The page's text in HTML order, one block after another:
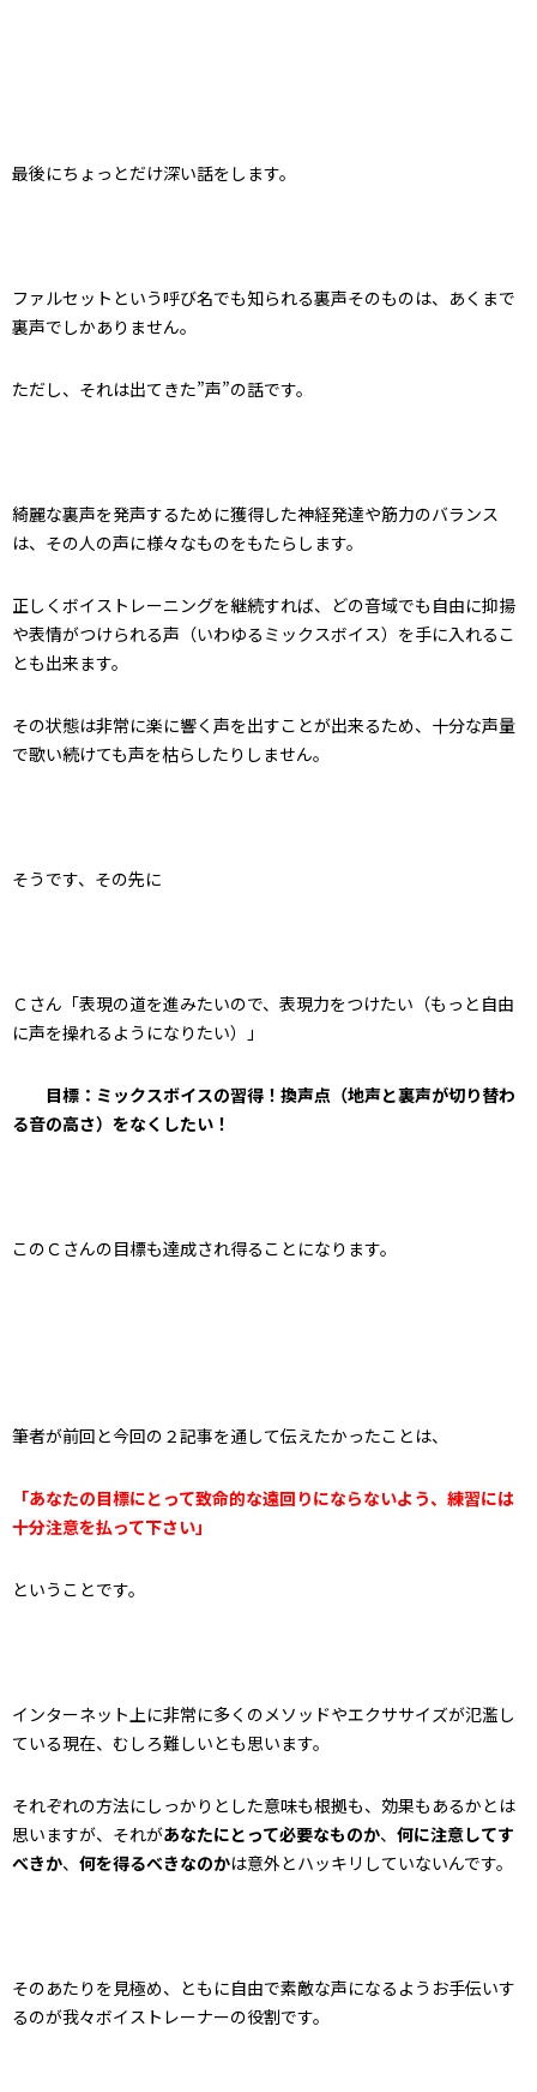
最後にちょっとだけ深い話をします。
ファルセットという呼び名でも知られる裏声そのものは、あくまで
裏声でしかありません。
ただし、それは出てきた”声”の話です。
綺麗な裏声を発声するために獲得した神経発達や筋力のバランス
は、その人の声に様々なものをもたらします。
正しくボイストレーニングを継続すれば、どの音域でも自由に抑揚
や表情がつけられる声（いわゆるミックスボイス）を手に入れるこ
とも出来ます。
その状態は非常に楽に響く声を出すことが出来るため、十分な声量
で歌い続けても声を枯らしたりしません。
そうです、その先に
Ｃさん「表現の道を進みたいので、表現力をつけたい（もっと自由
に声を操れるようになりたい）」
目標：ミックスボイスの習得！換声点（地声と裏声が切り替わ
る音の高さ）をなくしたい！
このＣさんの目標も達成され得ることになります。
筆者が前回と今回の２記事を通して伝えたかったことは、
「あなたの目標にとって致命的な遠回りにならないよう、練習には
十分注意を払って下さい」
ということです。
インターネット上に非常に多くのメソッドやエクササイズが氾濫し
ている現在、むしろ難しいとも思います。
それぞれの方法にしっかりとした意味も根拠も、効果もあるかとは
思いますが、それがあなたにとって必要なものか、 何に注意してす
べきか、 何を得るべきなのかは意外とハッキリしていないんです。
そのあたりを見極め、ともに自由で素敵な声になるようお手伝いす
るのが我々ボイストレーナーの役割です。